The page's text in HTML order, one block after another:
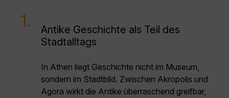
1.
Antike Geschichte als Teil des
Stadtalltags
In Athen liegt Geschichte nicht im Museum,
sondern im Stadtbild. Zwischen Akropolis und
Agora wirkt die Antike überraschend greifbar,